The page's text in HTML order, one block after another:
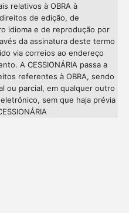
relativos à OBRA à
de edição, de
idioma e de reprodução por
da assinatura deste termo
via correios ao endereço
A CESSIONÁRIA passa a
referentes à OBRA, sendo
ou parcial, em qualquer outro
sem que haja prévia
Intro